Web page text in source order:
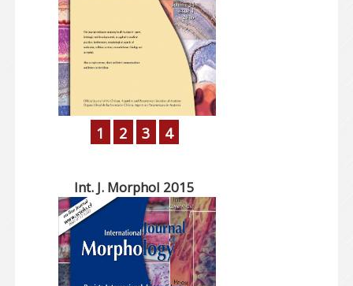
1 2 3 4
Int. J. Morphol 2015